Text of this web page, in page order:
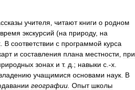
учителя читают книги о родном
время экскурсий (на природу, на
В соответствии с программой курса
и составления плана местности
при
зонах и т. д .; навыки с .-х
учащимися основами наук В
географии Опыт школы